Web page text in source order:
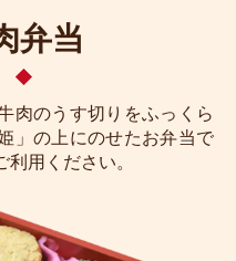
弁当
肉のうす切りをふっくら
」の上にのせたお弁当で
用ください。